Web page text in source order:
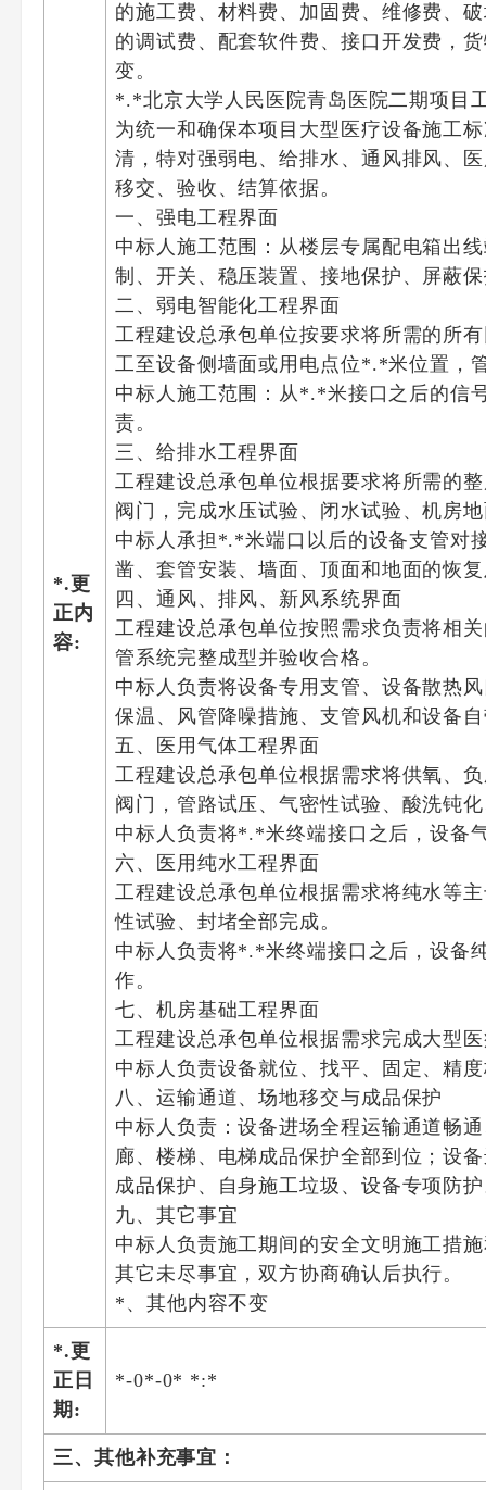
*.更
正内
容:
的施工费、材料费、加固费、维修费、
的调试费、配套软件费、接口开发费，
变。
*.*北京大学人民医院青岛医院二期项目
为统一和确保本项目大型医疗设备施工
清，特对强弱电、给排水、通风排风、
移交、验收、结算依据。
一、强电工程界面
中标人施工范围：从楼层专属配电箱出
制、开关、稳压装置、接地保护、屏蔽
二、弱电智能化工程界面
工程建设总承包单位按要求将所需的所
工至设备侧墙面或用电点位*.*米位置，
中标人施工范围：从*.*米接口之后的信
责。
三、给排水工程界面
工程建设总承包单位根据要求将所需的
阀门，完成水压试验、闭水试验、机房
中标人承担*.*米端口以后的设备支管对
凿、套管安装、墙面、顶面和地面的恢
四、通风、排风、新风系统界面
工程建设总承包单位按照需求负责将相
管系统完整成型并验收合格。
中标人负责将设备专用支管、设备散热
保温、风管降噪措施、支管风机和设备
五、医用气体工程界面
工程建设总承包单位根据需求将供氧、
阀门，管路试压、气密性试验、酸洗钝
中标人负责将*.*米终端接口之后，设备
六、医用纯水工程界面
工程建设总承包单位根据需求将纯水等
性试验、封堵全部完成。
中标人负责将*.*米终端接口之后，设备
作。
七、机房基础工程界面
工程建设总承包单位根据需求完成大型
中标人负责设备就位、找平、固定、精
八、运输通道、场地移交与成品保护
中标人负责：设备进场全程运输通道畅
廊、楼梯、电梯成品保护全部到位；设
成品保护、自身施工垃圾、设备专项防
九、其它事宜
中标人负责施工期间的安全文明施工措
其它未尽事宜，双方协商确认后执行。
*、其他内容不变
*.更
正日
期:
*-0*-0* *:*
三、其他补充事宜：